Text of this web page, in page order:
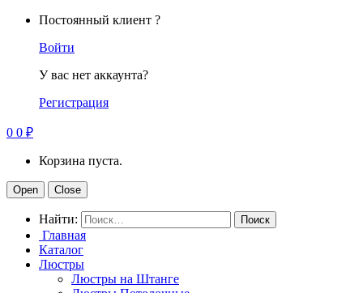
Постоянный клиент ?
Войти
У вас нет аккаунта?
Регистрация
0 0 ₽
Корзина пуста.
Open Close
Найти:
Главная
Каталог
Люстры
Люстры на Штанге